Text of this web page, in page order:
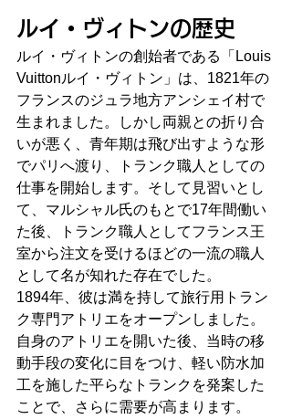
ルイ・ヴィトンの歴史
ルイ・ヴィトンの創始者である「Louis
Vuittonルイ・ヴィトン」は、1821年の
フランスのジュラ地方アンシェイ村で
生まれました。しかし両親との折り合
いが悪く、青年期は飛び出すような形
でパリへ渡り、トランク職人としての
仕事を開始します。そして見習いとし
て、マルシャル氏のもとで17年間働い
た後、トランク職人としてフランス王
室から注文を受けるほどの一流の職人
として名が知れた存在でした。
1894年、彼は満を持して旅行用トラン
ク専門アトリエをオープンしました。
自身のアトリエを開いた後、当時の移
動手段の変化に目をつけ、軽い防水加
工を施した平らなトランクを発案した
ことで、さらに需要が高まります。